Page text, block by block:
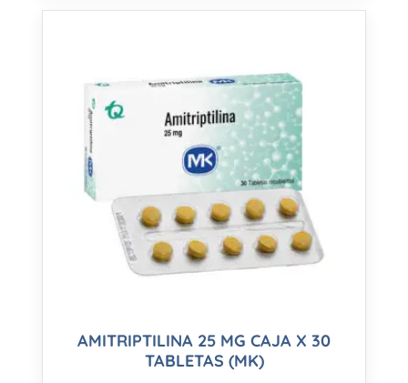
AMITRIPTILINA 25 MG CAJA X 30
TABLETAS (MK)